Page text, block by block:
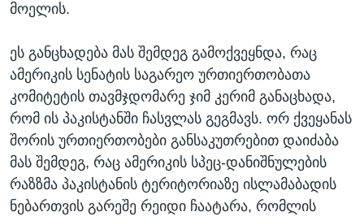
მოელის.
ეს განცხადება მას შემდეგ გამოქვეყნდა, რაც
ამერიკის სენატის საგარეო ურთიერთობათა
კომიტეტის თავმჯდომარე ჯიმ კერიმ განაცხადა,
რომ ის პაკისტანში ჩასვლას გეგმავს. ორ ქვეყანას
შორის ურთიერთობები განსაკუთრებით დაიძაბა
მას შემდეგ, რაც ამერიკის სპეც-დანიშნულების
რაზზმა პაკისტანის ტერიტორიაზე ისლამაბადის
ნებართვის გარეშე რეიდი ჩაატარა, რომლის